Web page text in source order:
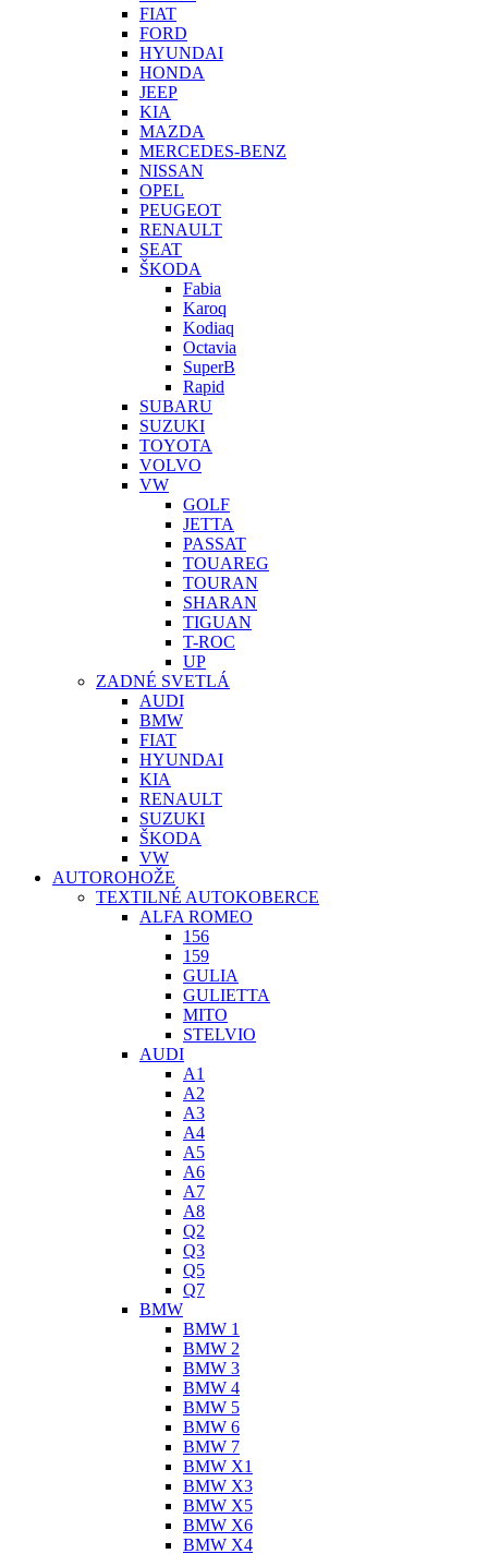
FIAT
FORD
HYUNDAI
HONDA
JEEP
KIA
MAZDA
MERCEDES-BENZ
NISSAN
OPEL
PEUGEOT
RENAULT
SEAT
ŠKODA
Fabia
Karoq
Kodiaq
Octavia
SuperB
Rapid
SUBARU
SUZUKI
TOYOTA
VOLVO
VW
GOLF
JETTA
PASSAT
TOUAREG
TOURAN
SHARAN
TIGUAN
T-ROC
UP
ZADNÉ SVETLÁ
AUDI
BMW
FIAT
HYUNDAI
KIA
RENAULT
SUZUKI
ŠKODA
VW
AUTOROHOŽE
TEXTILNÉ AUTOKOBERCE
ALFA ROMEO
156
159
GULIA
GULIETTA
MITO
STELVIO
AUDI
A1
A2
A3
A4
A5
A6
A7
A8
Q2
Q3
Q5
Q7
BMW
BMW 1
BMW 2
BMW 3
BMW 4
BMW 5
BMW 6
BMW 7
BMW X1
BMW X3
BMW X5
BMW X6
BMW X4